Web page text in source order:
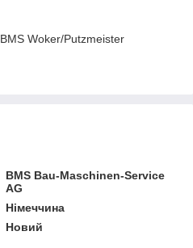
Woker/Putzmeister
BMS Bau-Maschinen-Service
AG
Німеччина
Новий